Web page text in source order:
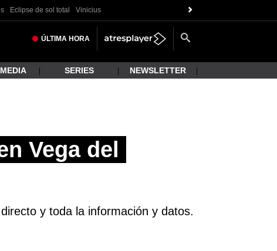
Eclipse de sol total Vinicius
ÚLTIMA HORA
SERIES NEWSLETTER
Vega del
y toda la información y datos.